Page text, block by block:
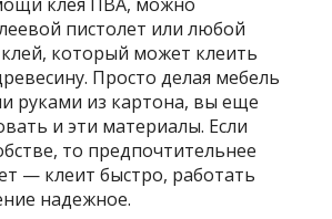
пистолет или любой
который может клеить
Просто делая мебель
руками из картона, вы еще
и эти материалы. Если
то предпочтительнее
— клеит быстро, работать
надежное.